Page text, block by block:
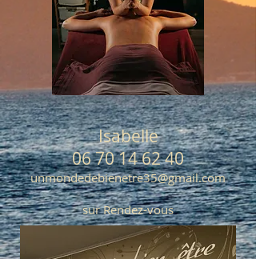
Isabelle
06 70 14 62 40
unmondedebienetre35@gmail.com
sur Rendez-vous